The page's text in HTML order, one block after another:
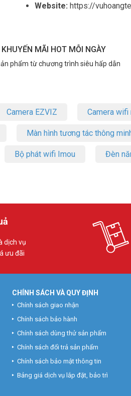
Website: https://
MÃI HOT MỖI NGÀY
phẩm từ chương trình siêu hấp dẫn
Camera EZVIZ Camera
Màn hình tương tác thông
Bộ phát wifi Imou Đèn
dịch vụ
ưu đãi
CHÍNH SÁCH VÀ QUY ĐỊNH
Chính sách giao nhận
Chính sách bảo hành
Chính sách dùng thử sản phẩm
Chính sách đổi trả sản phẩm
Chính sách bảo mật thông tin
Bảng giá dịch vụ lắp đặt, bảo trì